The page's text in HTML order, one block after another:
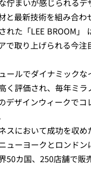
佇まいが感じられるデ
と最新技術を組み合わ
れた「LEE BROOM」
で取り上げられる今注
ールでダイナミックな
く評価され、毎年ミラ
デザインウィークでコ
スにおいて成功を収め
ューヨークとロンドン
50カ国、250店舗で販